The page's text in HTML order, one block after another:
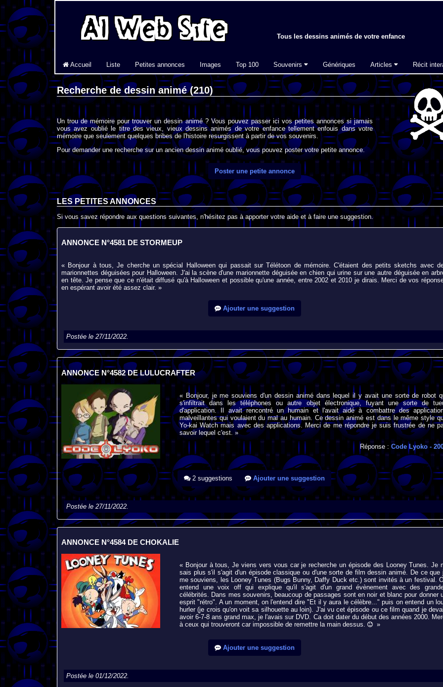
Tous les dessins animés de votre enfance
Accueil Liste Petites annonces Images Top 100 Souvenirs Génériques Articles Récit
Recherche de dessin animé (210)
Un trou de mémoire pour trouver un dessin animé ? Vous pouvez passer ici vos petites annonces si jamais
vous avez oublié le titre des vieux, vieux dessins animés de votre enfance tellement enfouis dans votre
mémoire que seulement quelques bribes de l'histoire resurgissent à partir de vos souvenirs.
Pour demander une recherche sur un ancien dessin animé oublié, vous pouvez poster votre petite annonce.
Poster une petite annonce
LES PETITES ANNONCES
Si vous savez répondre aux questions suivantes, n'hésitez pas à apporter votre aide et à faire une suggestion.
ANNONCE N°4581 DE STORMEUP
« Bonjour à tous, Je cherche un spécial Halloween qui passait sur Télétoon de mémoire. C'étaient des petits sketchs avec
marionnettes déguisées pour Halloween. J'ai la scène d'une marionnette déguisée en chien qui urine sur une autre déguisée en
en tête. Je pense que ce n'était diffusé qu'à Halloween et possible qu'une année, entre 2002 et 2010 je dirais. Merci de vos
en espérant avoir été assez clair. »
Ajouter une suggestion
Postée le 27/11/2022.
ANNONCE N°4582 DE LULUCRAFTER
« Bonjour, je me souviens d'un dessin animé dans lequel il y avait une sorte de robot
s'infiltrait dans les téléphones ou autre objet électronique, fuyant une sorte de
d'application. Il avait rencontré un humain et l'avait aidé à combattre des
malveillantes qui voulaient du mal au humain. Ce dessin animé est dans le même style
Yo-kai Watch mais avec des applications. Merci de me répondre je suis frustrée de ne
savoir lequel c'est. »
Réponse :Code Lyoko -
2 suggestions Ajouter une suggestion
Postée le 27/11/2022.
ANNONCE N°4584 DE CHOKALIE
« Bonjour à tous, Je viens vers vous car je recherche un épisode des Looney Tunes. Je
sais plus s'il s'agit d'un épisode classique ou d'une sorte de film dessin animé. De ce que
me souviens, les Looney Tunes (Bugs Bunny, Daffy Duck etc.) sont invités à un festival.
entend une voix off qui explique qu'il s'agit d'un grand évènement avec des
célébrités. Dans mes souvenirs, beaucoup de passages sont en noir et blanc pour donner
esprit "rétro". A un moment, on l'entend dire "Et il y aura le célèbre..." puis on entend un
hurler (je crois qu'on voit sa silhouette au loin). J'ai vu cet épisode ou ce film quand je
avoir 6-7-8 ans grand max, je l'avais sur DVD. Ca doit dater du début des années 2000.
à ceux qui trouveront car impossible de remettre la main dessus.
»
Ajouter une suggestion
Postée le 01/12/2022.